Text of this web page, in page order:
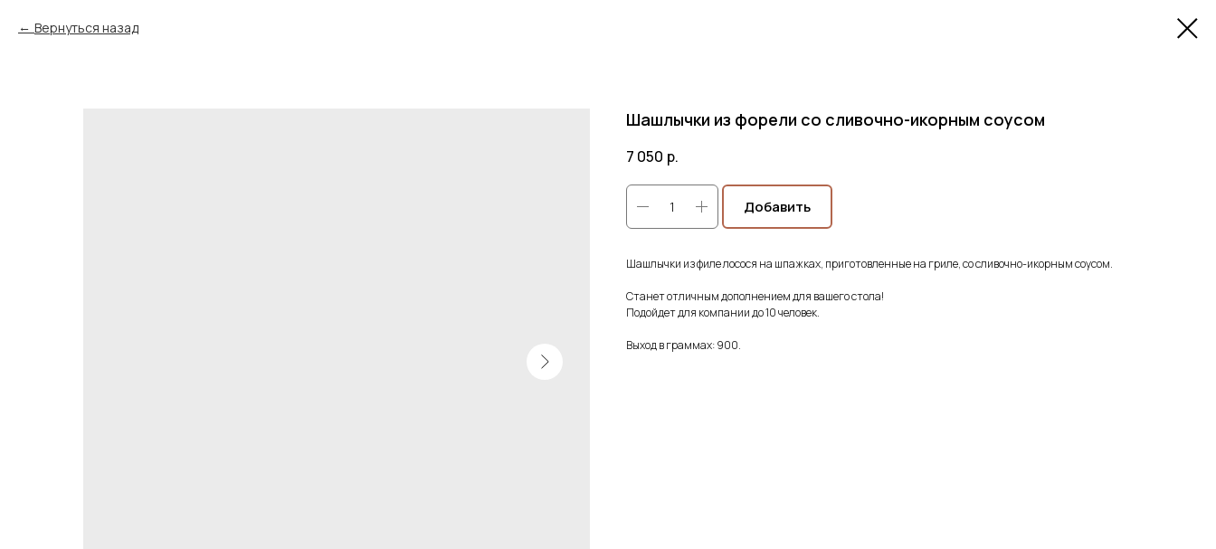
Вернуться назад
Шашлычки из форели со сливочно-икорным соусом
7 050 р.
Добавить
Шашлычки из филе лосося на шпажках, приготовленные на гриле, со сливочно-икорным соусом.
Станет отличным дополнением для вашего стола!
Подойдет для компании до 10 человек.
Выход в граммах: 900.